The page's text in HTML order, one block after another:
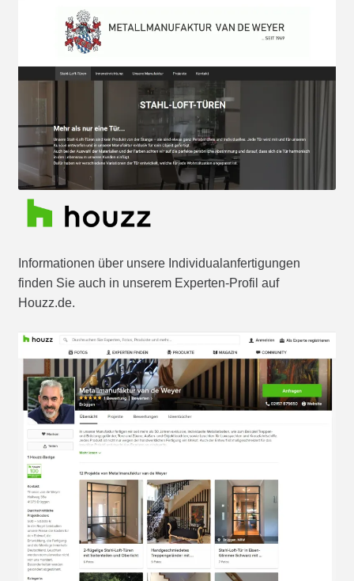
Informationen über unsere Individualanfertigungen
finden Sie auch in unserem Experten-Profil auf
Houzz.de.